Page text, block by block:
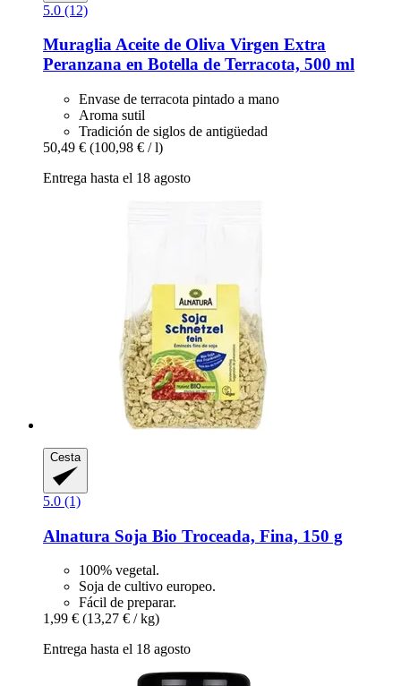
5.0 (12)
MuragliaAceite de Oliva Virgen Extra
Peranzana en Botella de Terracota, 500 ml
Envase de terracota pintado a mano
Aroma sutil
Tradición de siglos de antigüedad
50,49 € (100,98 € / l)
Entrega hasta el 18 agosto
Cesta
5.0 (1)
Alnatura Soja Bio Troceada, Fina, 150 g
100% vegetal.
Soja de cultivo europeo.
Fácil de preparar.
1,99 € (13,27 € / kg)
Entrega hasta el 18 agosto